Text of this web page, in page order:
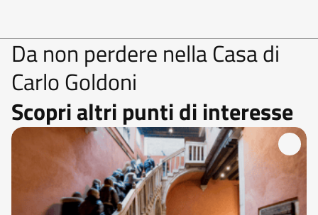
Da non perdere nella Casa di
Carlo Goldoni
Scopri altri punti di interesse